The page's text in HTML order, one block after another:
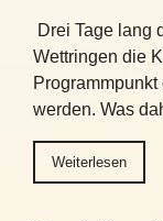
Drei Tage lang
Wettringen die
werden. Was
Weiterlesen